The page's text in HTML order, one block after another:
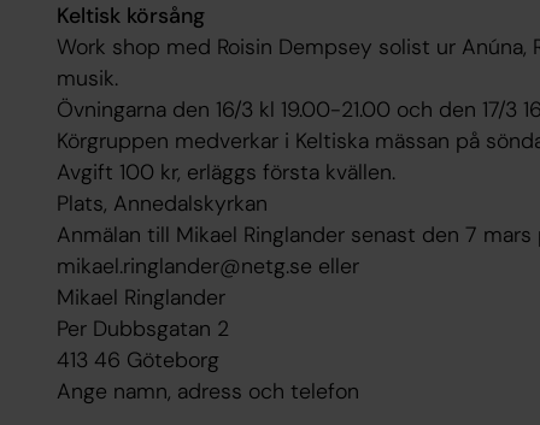
Keltisk körsång
Work shop med Roisin Dempsey solist ur
musik.
Övningarna den 16/3 kl 19.00-21.00 och den 17/3
Körgruppen medverkar i Keltiska mässan på
Avgift 100 kr, erläggs första kvällen.
Plats, Annedalskyrkan
Anmälan till Mikael Ringlander senast den 7 mars
mikael.ringlander@netg.se eller
Mikael Ringlander
Per Dubbsgatan 2
413 46 Göteborg
Ange namn, adress och telefon